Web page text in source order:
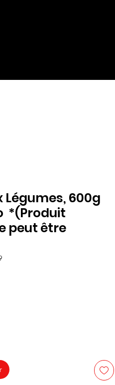
Légumes, 600g
*(Produit
peut être